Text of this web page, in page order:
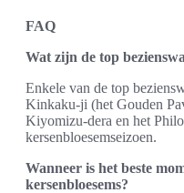
FAQ
Wat zijn de top
Enkele van de top
Kinkaku-ji (het Gouden
Kiyomizu-dera en het
kersenbloesemseizoen.
Wanneer is het beste
kersenbloesems?